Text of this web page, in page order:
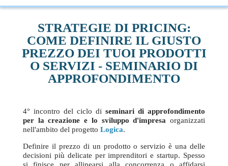
STRATEGIE DI PRICING:
COME DEFINIRE IL GIUSTO
PREZZO DEI TUOI PRODOTTI
O SERVIZI - SEMINARIO DI
APPROFONDIMENTO
4° incontro del ciclo di seminari di approfondimento
per la creazione e lo sviluppo d'impresa organizzati
nell'ambito del progetto Logica.
Definire il prezzo di un prodotto o servizio è una delle
decisioni più delicate per imprenditori e startup. Spesso